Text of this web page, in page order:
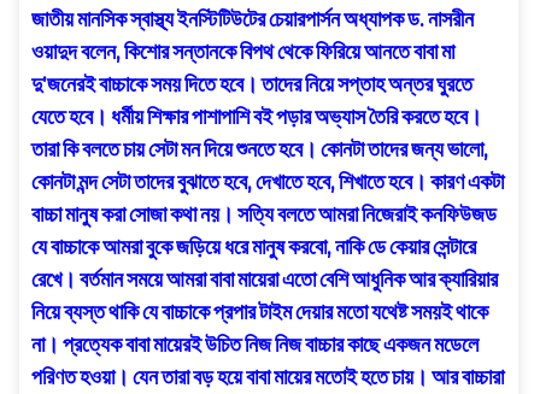
জাতীয় মানসিক স্বাস্থ্য ইনস্টিটিউটের চেয়ারপার্সন অধ্যাপক ড. নাসরীন
ওয়াদুদ বলেন, কিশোর সন্তানকে বিপথ থেকে ফিরিয়ে আনতে বাবা মা
দু’জনেরই বাচ্চাকে সময় দিতে হবে। তাদের নিয়ে সপ্তাহ অন্তর ঘুরতে
যেতে হবে। ধর্মীয় শিক্ষার পাশাপাশি বই পড়ার অভ্যাস তৈরি করতে হবে।
তারা কি বলতে চায় সেটা মন দিয়ে শুনতে হবে। কোনটা তাদের জন্য ভালো,
কোনটা মন্দ সেটা তাদের বুঝাতে হবে, দেখাতে হবে, শিখাতে হবে। কারণ একটা
বাচ্চা মানুষ করা সোজা কথা নয়। সত্যি বলতে আমরা নিজেরাই কনফিউজড
যে বাচ্চাকে আমরা বুকে জড়িয়ে ধরে মানুষ করবো, নাকি ডে কেয়ার সেন্টারে
রেখে। বর্তমান সময়ে আমরা বাবা মায়েরা এতো বেশি আধুনিক আর ক্যারিয়ার
নিয়ে ব্যস্ত থাকি যে বাচ্চাকে প্রপার টাইম দেয়ার মতো যথেষ্ট সময়ই থাকে
না। প্রত্যেক বাবা মায়েরই উচিত নিজ নিজ বাচ্চার কাছে একজন মডেলে
পরিণত হওয়া। যেন তারা বড় হয়ে বাবা মায়ের মতোই হতে চায়। আর বাচ্চারা